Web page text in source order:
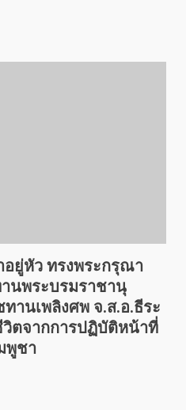
อยู่หัว ทรงพระกรุณา
นพระบรมราชานุ
านเพลิงศพ จ.ส.อ.ธีระ
ตจากการปฏิบัติหน้าที่
พูชา